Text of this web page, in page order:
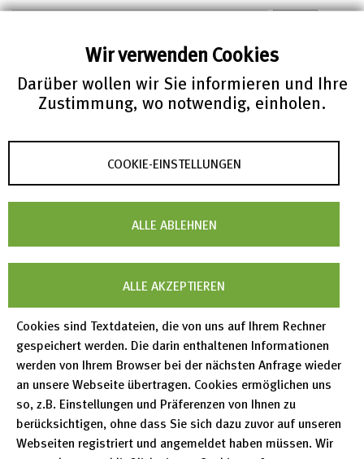
Wir verwenden Cookies
Darüber wollen wir Sie informieren und Ihre
Zustimmung, wo notwendig, einholen.
COOKIE-EINSTELLUNGEN
ALLE ABLEHNEN
ALLE AKZEPTIEREN
Cookies sind Textdateien, die von uns auf Ihrem Rechner
gespeichert werden. Die darin enthaltenen Informationen
werden von Ihrem Browser bei der nächsten Anfrage wieder
an unsere Webseite übertragen. Cookies ermöglichen uns
so, z.B. Einstellungen und Präferenzen von Ihnen zu
berücksichtigen, ohne dass Sie sich dazu zuvor auf unseren
Webseiten registriert und angemeldet haben müssen. Wir
201 - 202 von 202 Ergebnisse.
Es wurden keine Ergebnisse für Ihre Suchanfrage
gefunden.
Bitte überprüfen Sie die Schreibweise oder suchen
Sie nach einem neuen Begriff.
Um nach Worten zu suchen, die Ihren Suchbegriff
enthalten, fügen Sie bitte ein Sternchen '*' VOR bzw.
'Vergangenheit'.
Seitennummerierung
Erste
Seite
« Erste
Vorherige
Seite
‹‹ … Seite
13 Seite
14 Seite
15 Seite
16 Seite
17 Seite
18
Seite
19 Seite
20
Aktuelle
Seite
21
Erklärung zur Barrierefreiheit